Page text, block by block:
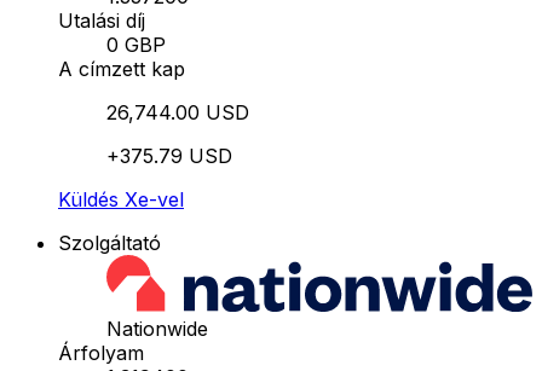
Utalási díj
0 GBP
A címzett kap
26,744.00 USD
+375.79 USD
Küldés Xe-vel
Szolgáltató
Nationwide
Árfolyam